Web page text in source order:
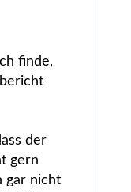
finde,
der
gern
gar nicht